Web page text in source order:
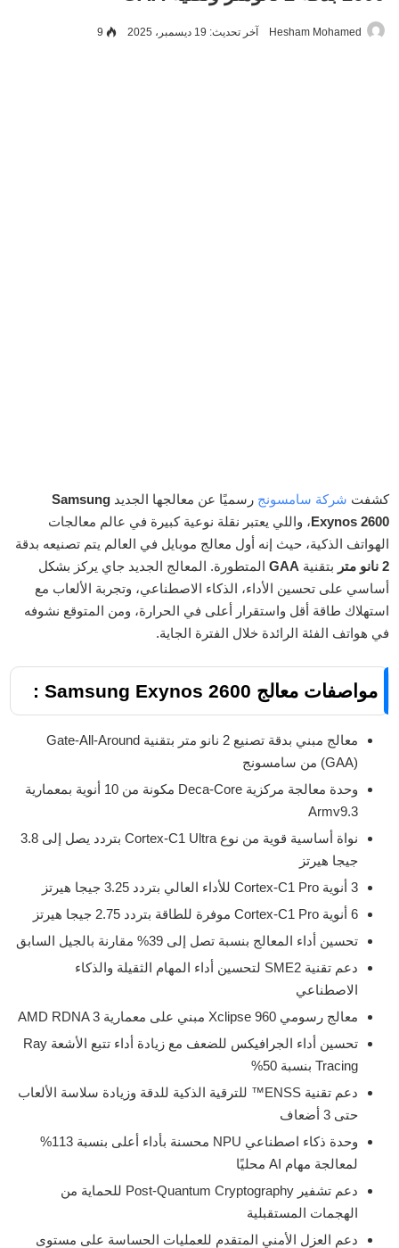
Hesham Mohamed آخر تحديث: 19 ديسمبر، 2025 9
كشفت شركة سامسونج رسميًا عن معالجها الجديد Samsung
Exynos 2600، واللي يعتبر نقلة نوعية كبيرة في عالم معالجات
الهواتف الذكية، حيث إنه أول معالج موبايل في العالم يتم تصنيعه بدقة
2 نانو متر
بتقنية GAA المتطورة. المعالج الجديد جاي يركز بشكل
أساسي على تحسين الأداء، الذكاء الاصطناعي، وتجربة الألعاب مع
استهلاك طاقة أقل واستقرار أعلى في الحرارة، ومن المتوقع نشوفه
في هواتف الفئة الرائدة خلال الفترة الجاية.
مواصفات معالج Samsung Exynos 2600 :
معالج مبني بدقة تصنيع 2 نانو متر بتقنية Gate-All-Around
(GAA) من سامسونج
وحدة معالجة مركزية Deca-Core مكونة من 10 أنوية بمعمارية
Armv9.3
نواة أساسية قوية من نوع Cortex-C1 Ultra بتردد يصل إلى 3.8
جيجا هيرتز
3 أنوية Cortex-C1 Pro للأداء العالي بتردد 3.25 جيجا هيرتز
6 أنوية Cortex-C1 Pro موفرة للطاقة بتردد 2.75 جيجا هيرتز
تحسين أداء المعالج بنسبة تصل إلى 39% مقارنة بالجيل السابق
دعم تقنية SME2 لتحسين أداء المهام الثقيلة والذكاء
الاصطناعي
معالج رسومي Xclipse 960 مبني على معمارية AMD RDNA 3
تحسين أداء الجرافيكس للضعف مع زيادة أداء تتبع الأشعة Ray
Tracing بنسبة 50%
دعم تقنية ENSS™ للترقية الذكية للدقة وزيادة سلاسة الألعاب
حتى 3 أضعاف
وحدة ذكاء اصطناعي NPU محسنة بأداء أعلى بنسبة 113%
لمعالجة مهام AI محليًا
دعم تشفير Post-Quantum Cryptography للحماية من
الهجمات المستقبلية
دعم العزل الأمني المتقدم للعمليات الحساسة على مستوى